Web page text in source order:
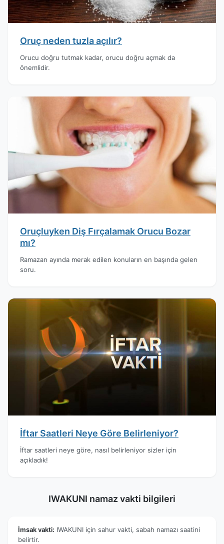
Oruç neden tuzla açılır?
Orucu doğru tutmak kadar, orucu doğru açmak da
önemlidir.
Oruçluyken Diş Fırçalamak Orucu Bozar
mı?
Ramazan ayında merak edilen konuların en başında gelen
soru.
İftar Saatleri Neye Göre Belirleniyor?
İftar saatleri neye göre, nasıl belirleniyor sizler için
açıkladık!
IWAKUNI namaz vakti bilgileri
İmsak vakti: IWAKUNI için sahur vakti, sabah namazı saatini
belirtir.